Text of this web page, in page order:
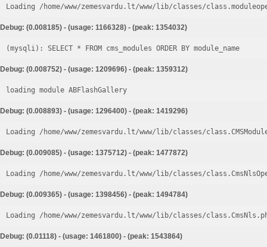
Loading /home/www/zemesvardu.lt/www/lib/classes/
Debug: (0.008185) - (usage: 1166328) - (peak: 1354032)
Debug: (0.008752) - (usage: 1209696) - (peak: 1359312)
loading module ABFlashGallery
Debug: (0.008893) - (usage: 1296400) - (peak: 1419296)
Loading /home/www/zemesvardu.lt/www/lib/classes/
Debug: (0.009085) - (usage: 1375712) - (peak: 1477872)
Loading /home/www/zemesvardu.lt/www/lib/classes/
Debug: (0.009365) - (usage: 1398456) - (peak: 1494784)
Loading /home/www/zemesvardu.lt/www/lib/classes/
Debug: (0.01118) - (usage: 1461800) - (peak: 1543864)